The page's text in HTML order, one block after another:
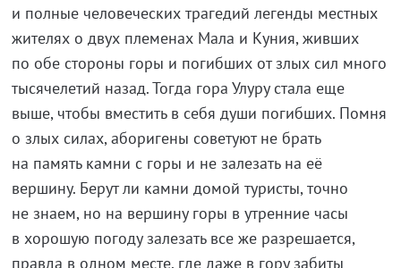
и полные человеческих трагедий легенды местных
жителях о двух племенах Мала и Куния, живших
по обе стороны горы и погибших от злых сил много
тысячелетий назад. Тогда гора Улуру стала еще
выше, чтобы вместить в себя души погибших. Помня
о злых силах, аборигены советуют не брать
на память камни с горы и не залезать на её
вершину. Берут ли камни домой туристы, точно
не знаем, но на вершину горы в утренние часы
в хорошую погоду залезать все же разрешается,
правда в одном месте, где даже в гору забиты